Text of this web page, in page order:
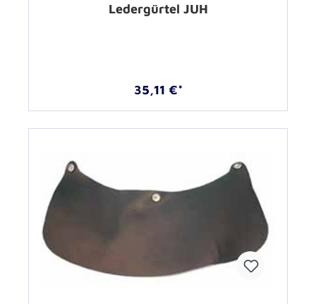
Ledergürtel JUH
35,11 €*